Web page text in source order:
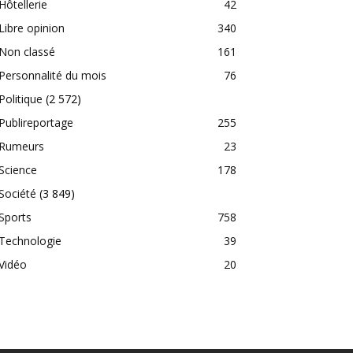
42
opinion
340
classé
161
du mois
76
(2 572)
255
23
178
(3 849)
758
39
20